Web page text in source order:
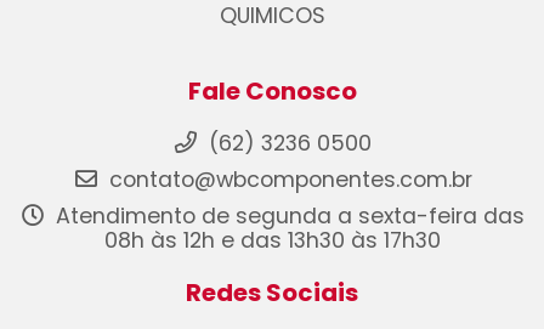
QUIMICOS
Fale Conosco
(62) 3236 0500
contato@wbcomponentes.com.br
Atendimento de segunda a sexta-feira das
08h às 12h e das 13h30 às 17h30
Redes Sociais